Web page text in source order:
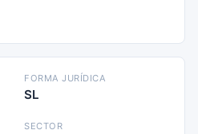
FORMA JURÍDICA
SL
SECTOR